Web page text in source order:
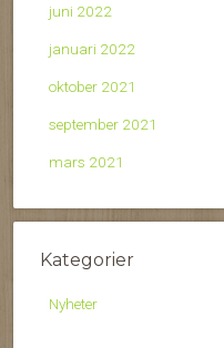
juni 2022
januari 2022
oktober 2021
september 2021
mars 2021
Kategorier
Nyheter